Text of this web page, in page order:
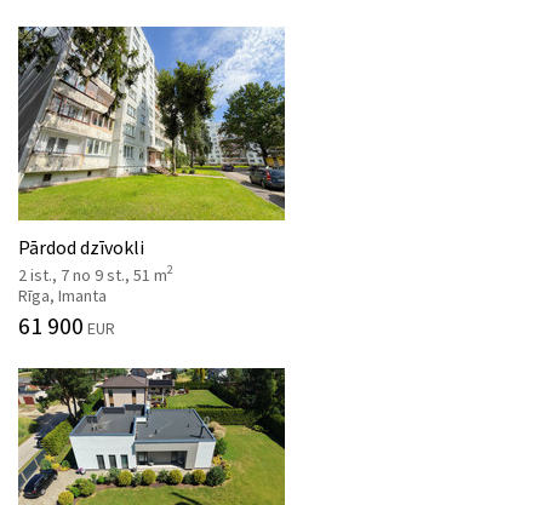
Pārdod dzīvokli
2 ist., 7 no 9 st., 51 m2
Rīga, Imanta
61 900 EUR